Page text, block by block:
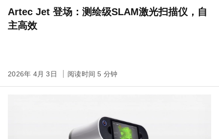
Artec Jet 登场：测绘级SLAM激光扫描仪，自
主高效
2026年 4月 3日 阅读时间 5 分钟